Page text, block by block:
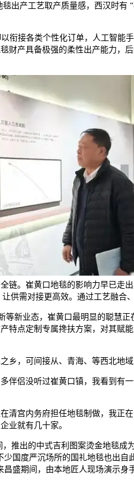
产工艺取产质量感，西汉时有
接各类个性化订单，人工智能
财产具备极强的柔性出产能力，
链。崔黄口地毯的影响力早已走
供需对接更高效。通过工艺融合
新业态，崔黄口最明显的聪慧
特点定制专属搀扶方案，对其赋
，可间接从、青海、等西北地域
侣没听过崔黄口镇，我看到有
宫内务府担任地毯制做，我正
业就有几十家。
推出的中式吉利图案烫金地毯成
国度严沉场所的国礼地毯也出自
盛期间，由本地匠人现场演示身